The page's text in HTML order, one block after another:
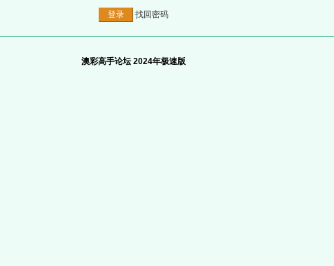
找回密码
澳彩高手论坛 2024年极速版